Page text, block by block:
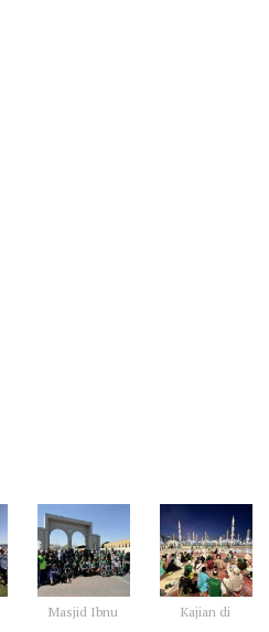
Masjid Ibnu
Kajian di